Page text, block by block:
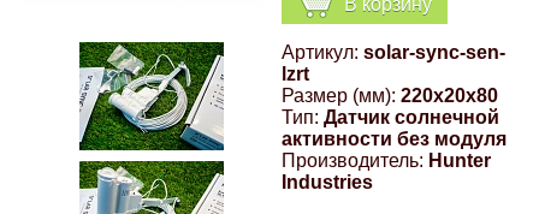
Артикул: solar-sync-sen-
lzrt
Размер (мм): 220x20x80
Тип: Датчик солнечной
активности без модуля
Производитель: Hunter
Industries
Компрессионные фитинги Poliext
Hyundai
Флуоресцентные краски
Шпатлевки, штукатурки
Эмали универсальные акриловые
Магнитные панели на холодильник